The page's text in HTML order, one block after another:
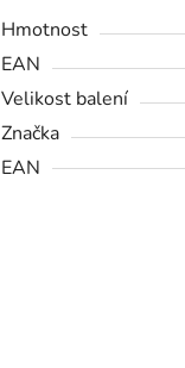
Hmotnost
EAN
Velikost balení
Značka
EAN